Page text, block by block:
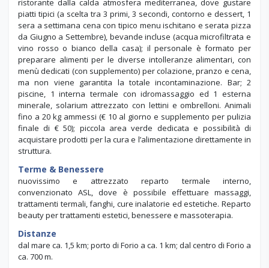
ristorante dalla calda atmosfera mediterranea, dove gustare
piatti tipici (a scelta tra 3 primi, 3 secondi, contorno e dessert, 1
sera a settimana cena con tipico menu ischitano e serata pizza
da Giugno a Settembre), bevande incluse (acqua microfiltrata e
vino rosso o bianco della casa); il personale è formato per
preparare alimenti per le diverse intolleranze alimentari, con
menù dedicati (con supplemento) per colazione, pranzo e cena,
ma non viene garantita la totale incontaminazione. Bar; 2
piscine, 1 interna termale con idromassaggio ed 1 esterna
minerale, solarium attrezzato con lettini e ombrelloni. Animali
fino a 20 kg ammessi (€ 10 al giorno e supplemento per pulizia
finale di € 50); piccola area verde dedicata e possibilità di
acquistare prodotti per la cura e l’alimentazione direttamente in
struttura.
Terme & Benessere
nuovissimo e attrezzato reparto termale interno,
convenzionato ASL, dove è possibile effettuare massaggi,
trattamenti termali, fanghi, cure inalatorie ed estetiche. Reparto
beauty per trattamenti estetici, benessere e massoterapia.
Distanze
dal mare ca. 1,5 km; porto di Forio a ca. 1 km; dal centro di Forio a
ca. 700 m.